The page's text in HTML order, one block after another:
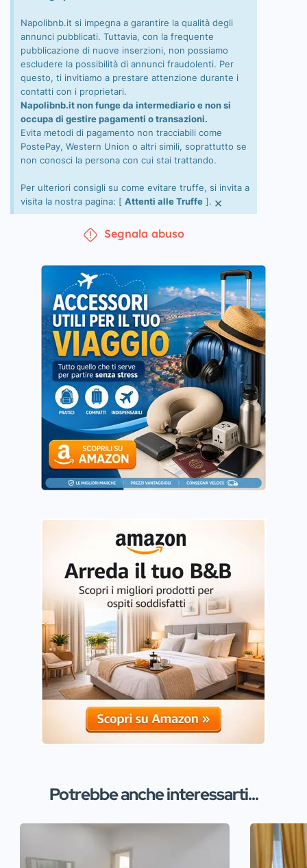
Napolibnb.it si impegna a garantire la qualità degli
annunci pubblicati. Tuttavia, con la frequente
pubblicazione di nuove inserzioni, non possiamo
escludere la possibilità di annunci fraudolenti. Per
questo, ti invitiamo a prestare attenzione durante i
contatti con i proprietari.
Napolibnb.it non funge da intermediario e non si
occupa di gestire pagamenti o transazioni.
Evita metodi di pagamento non tracciabili come
PostePay, Western Union o altri simili, soprattutto se
non conosci la persona con cui stai trattando.
Per ulteriori consigli su come evitare truffe, si invita a
visita la nostra pagina: [ Attenti alle Truffe ]. ×
Segnala abuso
Potrebbe anche interessarti...